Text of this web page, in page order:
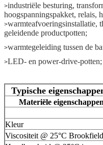
>industriële besturing,
hoogspanningspakket, relais,
>warmteafvoeringsinstallatie,
geleidende productpotten;
>warmtegeleiding tussen de
>LED- en power-drive-potten;
Typische
Materiële
Kleur
Viscositeit @ 25°C Brookfield